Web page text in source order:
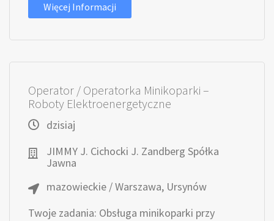
Więcej Informacji
Operator / Operatorka Minikoparki –
Roboty Elektroenergetyczne
dzisiaj
JIMMY J. Cichocki J. Zandberg Spółka
Jawna
mazowieckie / Warszawa, Ursynów
Twoje zadania: Obsługa minikoparki przy